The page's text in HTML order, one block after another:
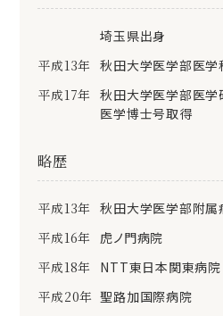
埼玉県出身
平成13年 秋田大学医学部医
平成17年 秋田大学医学部医
医学博士号取得
略歴
平成13年 秋田大学医学部附属
平成16年 虎ノ門病院
平成18年 NTT東日本関東病院
平成20年 聖路加国際病院